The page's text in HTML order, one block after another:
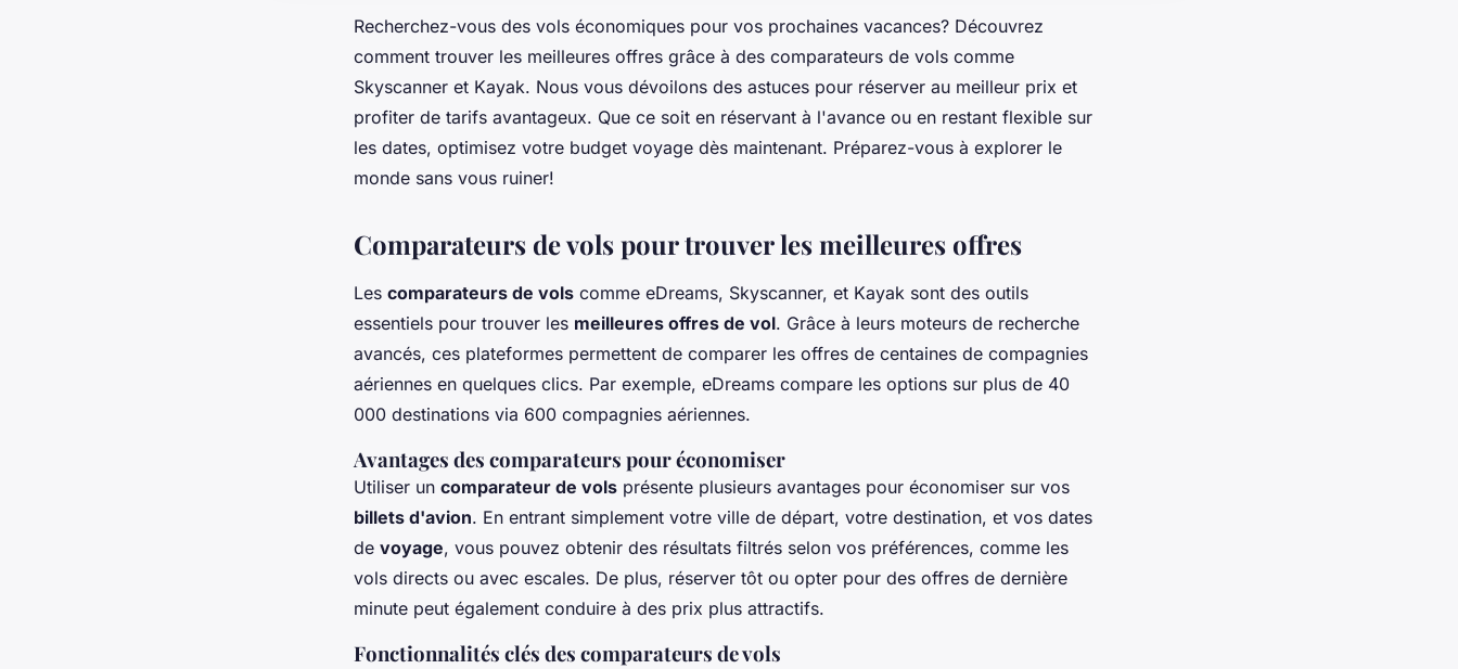
Recherchez-vous des vols économiques pour vos prochaines vacances? Découvrez
comment trouver les meilleures offres grâce à des comparateurs de vols comme
Skyscanner et Kayak. Nous vous dévoilons des astuces pour réserver au meilleur prix et
profiter de tarifs avantageux. Que ce soit en réservant à l'avance ou en restant flexible sur
les dates, optimisez votre budget voyage dès maintenant. Préparez-vous à explorer le
monde sans vous ruiner!
Comparateurs de vols pour trouver les meilleures offres
Les comparateurs de vols comme eDreams, Skyscanner, et Kayak sont des outils
essentiels pour trouver les meilleures offres de vol. Grâce à leurs moteurs de recherche
avancés, ces plateformes permettent de comparer les offres de centaines de compagnies
aériennes en quelques clics. Par exemple, eDreams compare les options sur plus de 40
000 destinations via 600 compagnies aériennes.
Avantages des comparateurs pour économiser
Utiliser un comparateur de vols présente plusieurs avantages pour économiser sur vos
billets d'avion. En entrant simplement votre ville de départ, votre destination, et vos dates
de voyage, vous pouvez obtenir des résultats filtrés selon vos préférences, comme les
vols directs ou avec escales. De plus, réserver tôt ou opter pour des offres de dernière
minute peut également conduire à des prix plus attractifs.
Fonctionnalités clés des comparateurs de vols